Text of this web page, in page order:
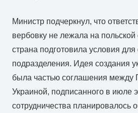
Министр подчеркнул, что
вербовку не лежала на польской
страна подготовила условия
подразделения. Идея создания
была частью соглашения между
Украиной, подписанного в июле
сотрудничества планировалось